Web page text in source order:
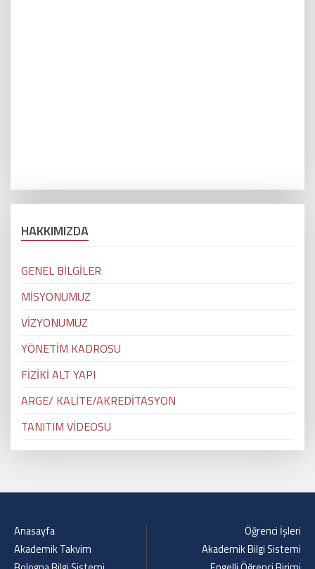
HAKKIMIZDA
GENEL BİLGİLER
MİSYONUMUZ
VİZYONUMUZ
YÖNETİM KADROSU
FİZİKİ ALT YAPI
ARGE/ KALİTE/AKREDİTASYON
TANITIM VİDEOSU
Anasayfa
Akademik Takvim
Öğrenci İşleri
Akademik Bilgi Sistemi